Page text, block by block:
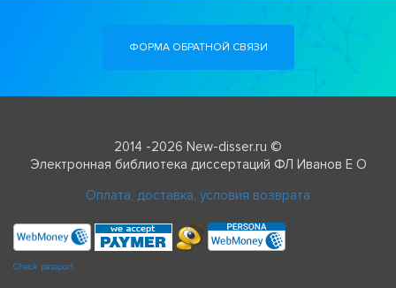
ФОРМА ОБРАТНОЙ СВЯЗИ
2014 -2026 New-disser.ru ©
Электронная библиотека диссертаций ФЛ Иванов Е О
Оплата, доставка, условия возврата
Check passport